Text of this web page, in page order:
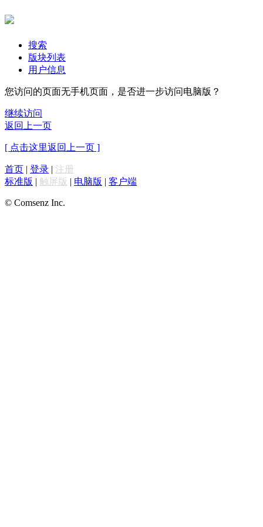
搜索
版块列表
用户信息
您访问的页面无手机页面，是否进一步访问电脑版？
继续访问
返回上一页
[ 点击这里返回上一页 ]
首页 | 登录 | 注册
标准版 | 触屏版 | 电脑版 | 客户端
© Comsenz Inc.